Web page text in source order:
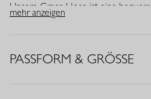
Unsere Grace Hose ist eine
frischen Farbe Grasgrün. Der
mehr anzeigen
PASSFORM & GRÖSSE